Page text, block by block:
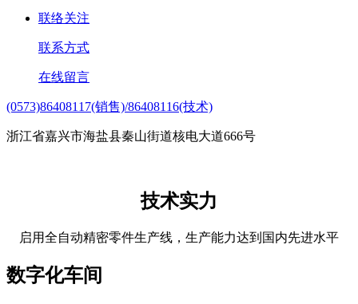
联络关注
联系方式
在线留言
(0573)86408117(销售)/86408116(技术)
浙江省嘉兴市海盐县秦山街道核电大道666号
技术实力
启用全自动精密零件生产线，生产能力达到国内先进水平
数字化车间